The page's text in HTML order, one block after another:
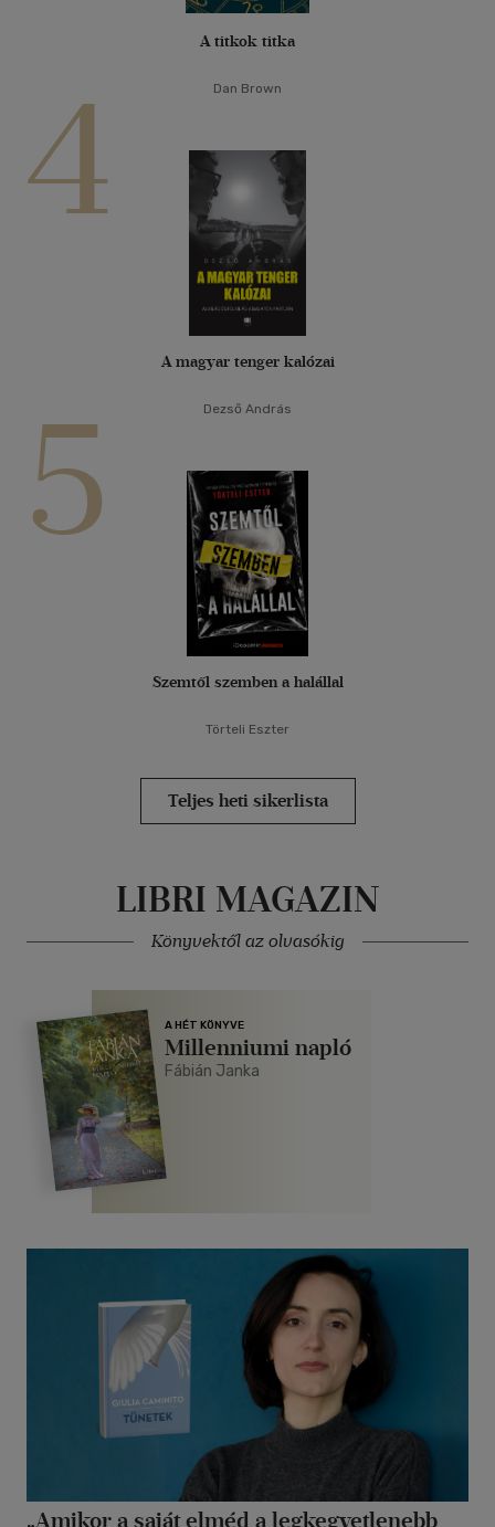
A titkok titka
Dan Brown
4
A magyar tenger kalózai
Dezső András
5
Szemtől szemben a halállal
Törteli Eszter
Teljes heti sikerlista
LIBRI MAGAZIN
Könyvektől az olvasókig
A HÉT KÖNYVE
Millenniumi napló
Fábián Janka
„Amikor a saját elméd a legkegyetlenebb